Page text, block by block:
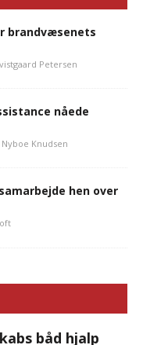
brandvæsenets
Petersen
nåede
Knudsen
hen over
båd hjalp